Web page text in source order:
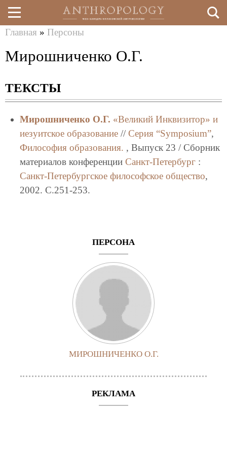
Перейти
к
содержанию
здесь
Главная » Персоны
Мирошниченко О.Г.
ТЕКСТЫ
Мирошниченко О.Г. «Великий Инквизитор» и
иезуитское образование// Серия “Symposium”,
Философия образования. , Выпуск 23 / Сборник
материалов конференции Санкт-Петербург:
Санкт-Петербургское философское общество,
2002. C.251-253.
ПЕРСОНА
МИРОШНИЧЕНКО О.Г.
РЕКЛАМА